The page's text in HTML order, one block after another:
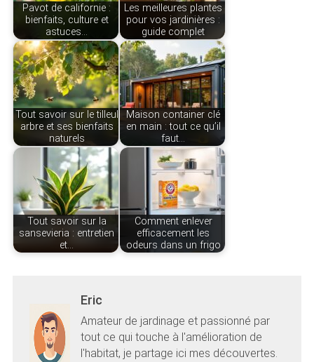
Pavot de californie :
bienfaits, culture et
astuces…
Les meilleures plantes
pour vos jardinières :
guide complet
Tout savoir sur le tilleul
arbre et ses bienfaits
naturels
Maison container clé
en main : tout ce qu’il
faut…
Tout savoir sur la
sansevieria : entretien
et…
Comment enlever
efficacement les
odeurs dans un frigo
Eric
Amateur de jardinage et passionné par
tout ce qui touche à l'amélioration de
l'habitat, je partage ici mes découvertes.